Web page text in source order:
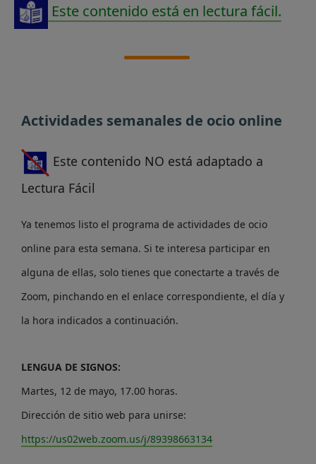
Este contenido está en lectura fácil.
Actividades semanales de ocio online
Este contenido NO está adaptado a
Lectura Fácil
Ya tenemos listo el programa de actividades de ocio
online para esta semana. Si te interesa participar en
alguna de ellas, solo tienes que conectarte a través de
Zoom, pinchando en el enlace correspondiente, el día y
la hora indicados a continuación.
LENGUA DE SIGNOS:
Martes, 12 de mayo, 17.00 horas.
Dirección de sitio web para unirse:
https://us02web.zoom.us/j/89398663134